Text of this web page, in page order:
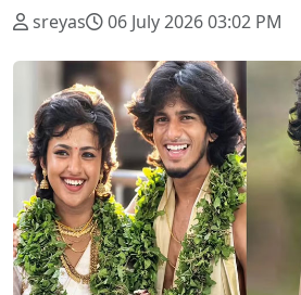
sreyas 06 July 2026 03:02 PM